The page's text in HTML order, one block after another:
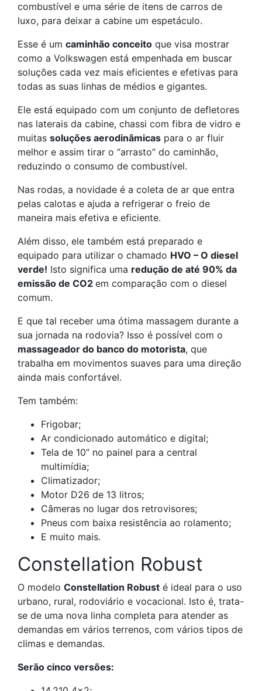
combustível e uma série de itens de carros de
luxo, para deixar a cabine um espetáculo.
Esse é um caminhão conceito que visa mostrar
como a Volkswagen está empenhada em buscar
soluções cada vez mais eficientes e efetivas para
todas as suas linhas de médios e gigantes.
Ele está equipado com um conjunto de defletores
nas laterais da cabine, chassi com fibra de vidro e
muitas soluções aerodinâmicas para o ar fluir
melhor e assim tirar o “arrasto” do caminhão,
reduzindo o consumo de combustível.
Nas rodas, a novidade é a coleta de ar que entra
pelas calotas e ajuda a refrigerar o freio de
maneira mais efetiva e eficiente.
Além disso, ele também está preparado e
equipado para utilizar o chamado HVO – O diesel
verde! Isto significa uma redução de até 90% da
emissão de CO2 em comparação com o diesel
comum.
E que tal receber uma ótima massagem durante a
sua jornada na rodovia? Isso é possível com o
massageador do banco do motorista, que
trabalha em movimentos suaves para uma direção
ainda mais confortável.
Tem também:
Frigobar;
Ar condicionado automático e digital;
Tela de 10” no painel para a central
multimídia;
Climatizador;
Motor D26 de 13 litros;
Câmeras no lugar dos retrovisores;
Pneus com baixa resistência ao rolamento;
E muito mais.
Constellation Robust
O modelo Constellation Robust é ideal para o uso
urbano, rural, rodoviário e vocacional. Isto é, trata-
se de uma nova linha completa para atender as
demandas em vários terrenos, com vários tipos de
climas e demandas.
Serão cinco versões: